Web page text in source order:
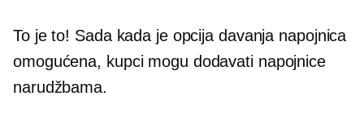
To je to! Sada kada je opcija davanja napojnica
omogućena, kupci mogu dodavati napojnice
narudžbama.